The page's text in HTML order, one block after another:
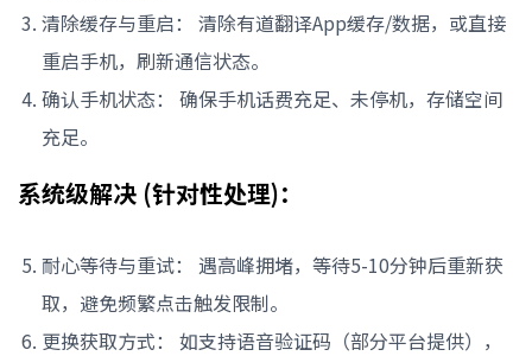
清除缓存与重启： 清除有道翻译App缓存/数据，或直接
重启手机，刷新通信状态。
确认手机状态： 确保手机话费充足、未停机，存储空间
充足。
系统级解决 (针对性处理)：
耐心等待与重试： 遇高峰拥堵，等待5-10分钟后重新获
取，避免频繁点击触发限制。
更换获取方式： 如支持语音验证码（部分平台提供），